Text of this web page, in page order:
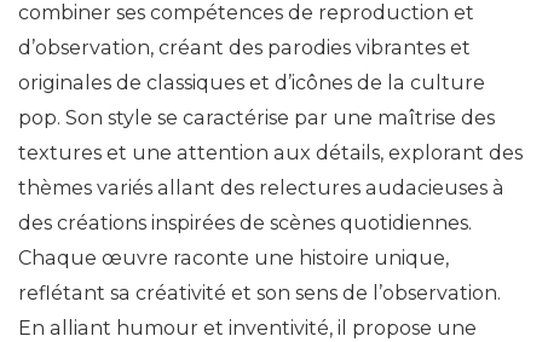
combiner ses compétences de reproduction et
d’observation, créant des parodies vibrantes et
originales de classiques et d’icônes de la culture
pop. Son style se caractérise par une maîtrise des
textures et une attention aux détails, explorant des
thèmes variés allant des relectures audacieuses à
des créations inspirées de scènes quotidiennes.
Chaque œuvre raconte une histoire unique,
reflétant sa créativité et son sens de l’observation.
En alliant humour et inventivité, il propose une